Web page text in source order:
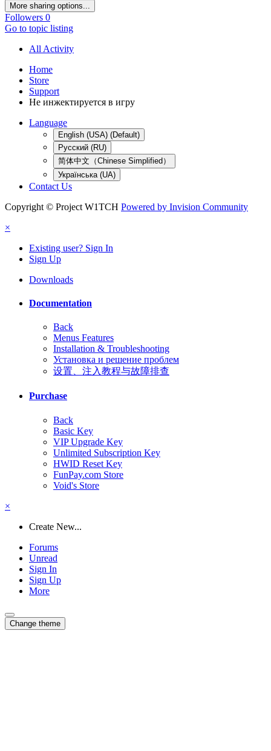
More sharing options...
Followers 0
Go to topic listing
All Activity
Home
Store
Support
Не инжектируется в игру
Language
English (USA) (Default)
Русский (RU)
简体中文（Chinese Simplified）
Українська (UA)
Contact Us
Copyright © Project W1TCH Powered by Invision Community
×
Existing user? Sign In
Sign Up
Downloads
Documentation
Back
Menus Features
Installation & Troubleshooting
Установка и решение проблем
设置、注入教程与故障排查
Purchase
Back
Basic Key
VIP Upgrade Key
Unlimited Subscription Key
HWID Reset Key
FunPay.com Store
Void's Store
×
Create New...
Forums
Unread
Sign In
Sign Up
More
Change theme